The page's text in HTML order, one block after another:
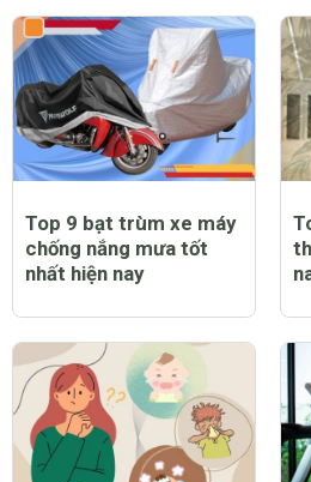
Top 9 bạt trùm xe máy
chống nắng mưa tốt
nhất hiện nay